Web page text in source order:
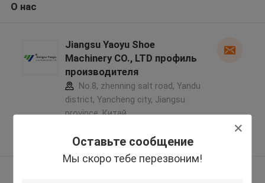
Оставьте сообщение
Мы скоро тебе перезвоним!
О нас
Jiangsu Yaoyu Shoe
Machinery CO., LTD профиль
производителя
No.8, zhenning salt road, Yandu
district, Yancheng city, Jiangsu
province ,Китай
Подтверженный
поставщик